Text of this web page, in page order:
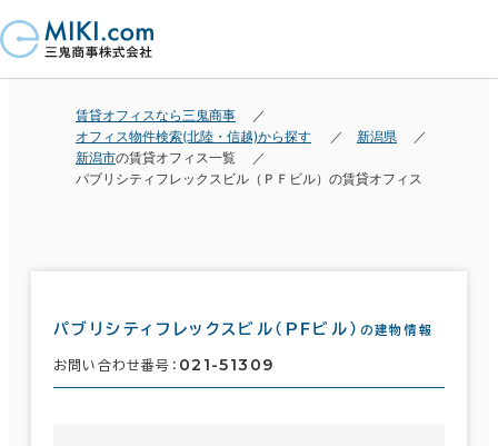
賃貸オフィスなら三鬼商事
オフィス物件検索(北陸・信越)から探す
新潟県
新潟市の賃貸オフィス一覧
パブリシティフレックスビル（ＰＦビル）の賃貸オフィス
パブリシティフレックスビル（ＰＦビル） の建物情報
お問い合わせ番号： 021-51309